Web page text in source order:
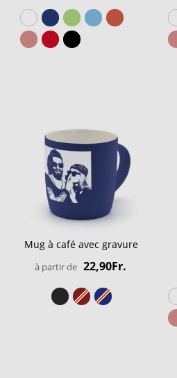
Mug à café avec gravure
à partir de 22,90Fr.